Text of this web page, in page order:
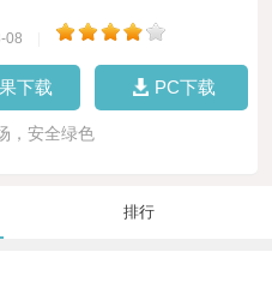
08
下载 PC下载
，安全绿色
排行